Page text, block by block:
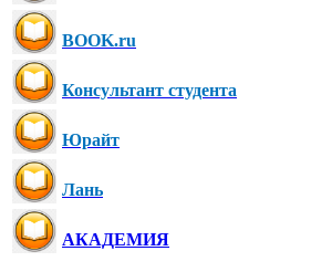
BOOK.ru
Консультант студента
Юрайт
Лань
АКАДЕМИЯ